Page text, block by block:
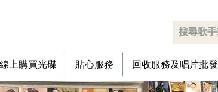
線上購買光碟 貼心服務 回收服務及唱片批發